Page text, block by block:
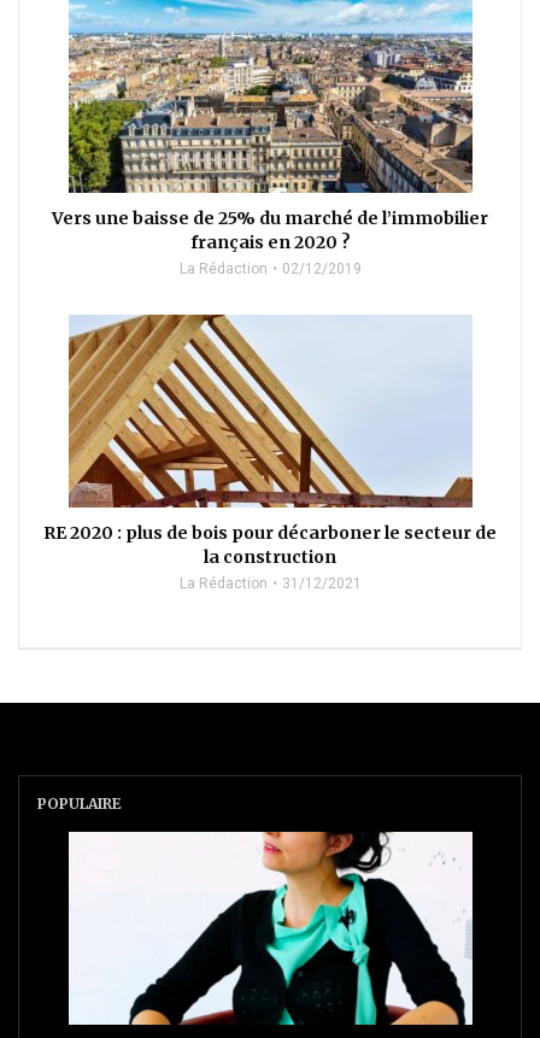
Vers une baisse de 25% du marché de l’immobilier
français en 2020 ?
La Rédaction 02/12/2019
RE 2020 : plus de bois pour décarboner le secteur de
la construction
La Rédaction 31/12/2021
POPULAIRE